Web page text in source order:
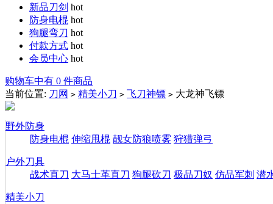
新品刀剑 hot
防身电棍 hot
狗腿弯刀 hot
付款方式 hot
会员中心 hot
购物车中有 0 件商品
当前位置: 刀网 > 精美小刀 > 飞刀神镖 > 大龙神飞镖
野外防身
防身电棍 伸缩甩棍 靓女防狼喷雾 狩猎弹弓
户外刀具
战术直刀 大马士革直刀 狗腿砍刀 极品刀奴 仿品军刺 潜
精美小刀